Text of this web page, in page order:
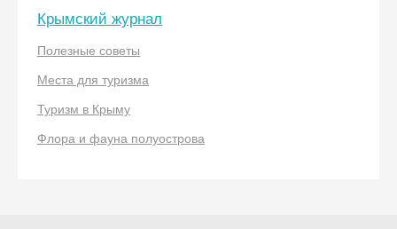
Крымский журнал
Полезные советы
Места для туризма
Туризм в Крыму
Флора и фауна полуострова